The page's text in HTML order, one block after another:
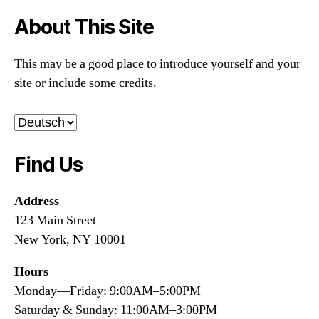
About This Site
This may be a good place to introduce yourself and your
site or include some credits.
Sprache
auswählen
Find Us
Address
123 Main Street
New York, NY 10001
Hours
Monday—Friday: 9:00AM–5:00PM
Saturday & Sunday: 11:00AM–3:00PM